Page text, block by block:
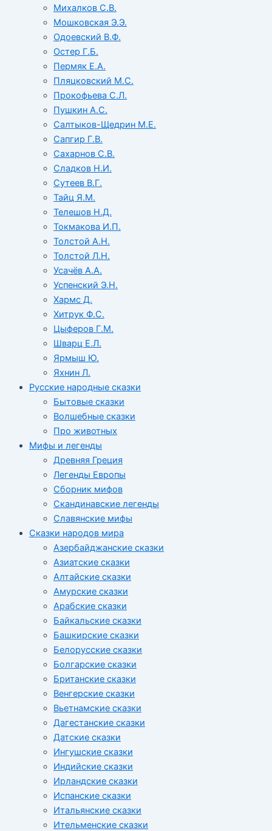
Михалков С.В.
Мошковская Э.Э.
Одоевский В.Ф.
Остер Г.Б.
Пермяк Е.А.
Пляцковский М.С.
Прокофьева С.Л.
Пушкин А.С.
Салтыков-Щедрин М.Е.
Сапгир Г.В.
Сахарнов С.В.
Сладков Н.И.
Сутеев В.Г.
Тайц Я.М.
Телешов Н.Д.
Токмакова И.П.
Толстой А.Н.
Толстой Л.Н.
Усачёв А.А.
Успенский Э.Н.
Хармс Д.
Хитрук Ф.С.
Цыферов Г.М.
Шварц Е.Л.
Ярмыш Ю.
Яхнин Л.
Русские народные сказки
Бытовые сказки
Волшебные сказки
Про животных
Мифы и легенды
Древняя Греция
Легенды Европы
Сборник мифов
Скандинавские легенды
Славянские мифы
Сказки народов мира
Азербайджанские сказки
Азиатские сказки
Алтайские сказки
Амурские сказки
Арабские сказки
Байкальские сказки
Башкирские сказки
Белорусские сказки
Болгарские сказки
Британские сказки
Венгерские сказки
Вьетнамские сказки
Дагестанские сказки
Датские сказки
Ингушские сказки
Индийские сказки
Ирландские сказки
Испанские сказки
Итальянские сказки
Ительменские сказки